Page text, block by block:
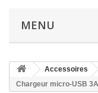
MENU
Accessoires
Chargeur micro-USB